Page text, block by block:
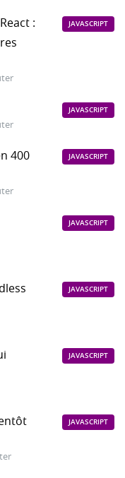
:
JAVASCRIPT
JAVASCRIPT
400
JAVASCRIPT
JAVASCRIPT
JAVASCRIPT
JAVASCRIPT
JAVASCRIPT